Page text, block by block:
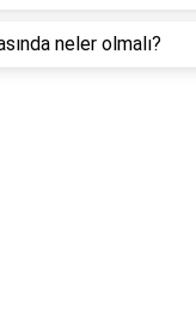
neler olmalı?